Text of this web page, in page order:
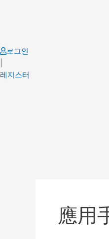
로그인
레지스터
應用